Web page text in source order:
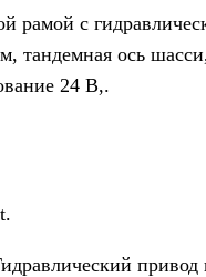
рамой с
тандемная ось
24 В,.
привод